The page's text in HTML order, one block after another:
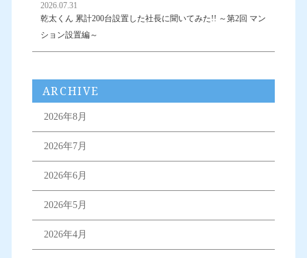
2026.07.31
乾太くん 累計200台設置した社長に聞いてみた!! ～第2回 マン
ション設置編～
ARCHIVE
2026年8月
2026年7月
2026年6月
2026年5月
2026年4月